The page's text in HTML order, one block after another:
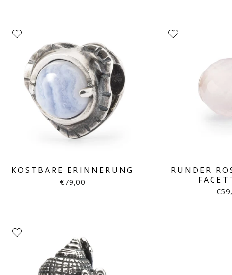
KOSTBARE ERINNERUNG
€79,00
RUNDER